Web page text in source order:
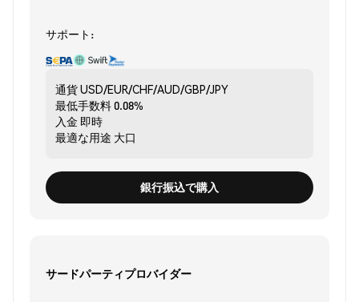
サポート:
通貨USD/EUR/CHF/AUD/GBP/JPY
最低手数料0.08%
入金 即時
最適な用途 大口
銀行振込で購入
サードパーティプロバイダー